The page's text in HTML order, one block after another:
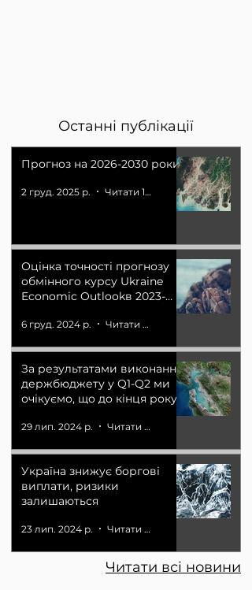
Останні публікації
Прогноз на 2026-2030 роки
2 груд. 2025 р. Читати 16 хв
Оцінка точності прогнозу
обмінного курсу Ukraine
Economic Outlookв 2023-
6 груд. 2024 р. Читати 3 хв
За результатами виконання
держбюджету у Q1-Q2 ми
очікуємо, що до кінця року
буде перевищено на понад
а доходи на 850-900 млрд
грн (+50%)
29 лип. 2024 р. Читати 9 хв
Україна знижує боргові
виплати, ризики
залишаються
23 лип. 2024 р. Читати 2 хв
Читати всі новини